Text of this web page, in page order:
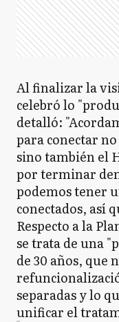
Al finalizar la
celebró lo
detalló:
para conectar
sino también el
por terminar
podemos tener
conectados, así
Respecto a la
se trata de una
de 30 años, que
separadas y lo
unificar el